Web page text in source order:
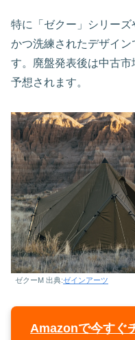
特に「ゼクー」シリー
かつ洗練されたデザイ
す。廃盤発表後は中古
予想されます。
ゼクーM 出典:ゼインアーツ
Amazonで今すぐ